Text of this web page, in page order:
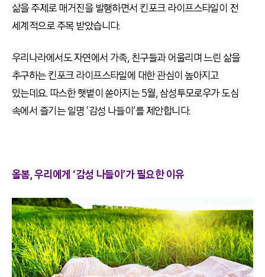
삶을 주제로 매거진을 발행하면서 킨포크 라이프스타일이 전
세계적으로 주목 받았습니다.
우리나라에서도 자연에서 가족, 친구들과 어울리며 느린 삶을
추구하는 킨포크 라이프스타일에 대한 관심이 높아지고
있는데요. 따스한 햇볕이 쏟아지는 5월, 삼성투모로우가 도심
속에서 즐기는 일명 ‘감성 나들이’를 제안합니다.
올봄, 우리에게 ‘감성 나들이’가 필요한 이유